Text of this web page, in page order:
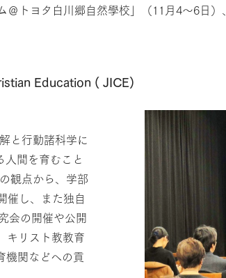
トヨタ白川郷自然學校」（11月4～6日
Education ( JICE)
と行動諸科学に
人間を育むこと
観点から、学部
催し、また独自
会の開催や公開
キリスト教教育
機関などへの貢